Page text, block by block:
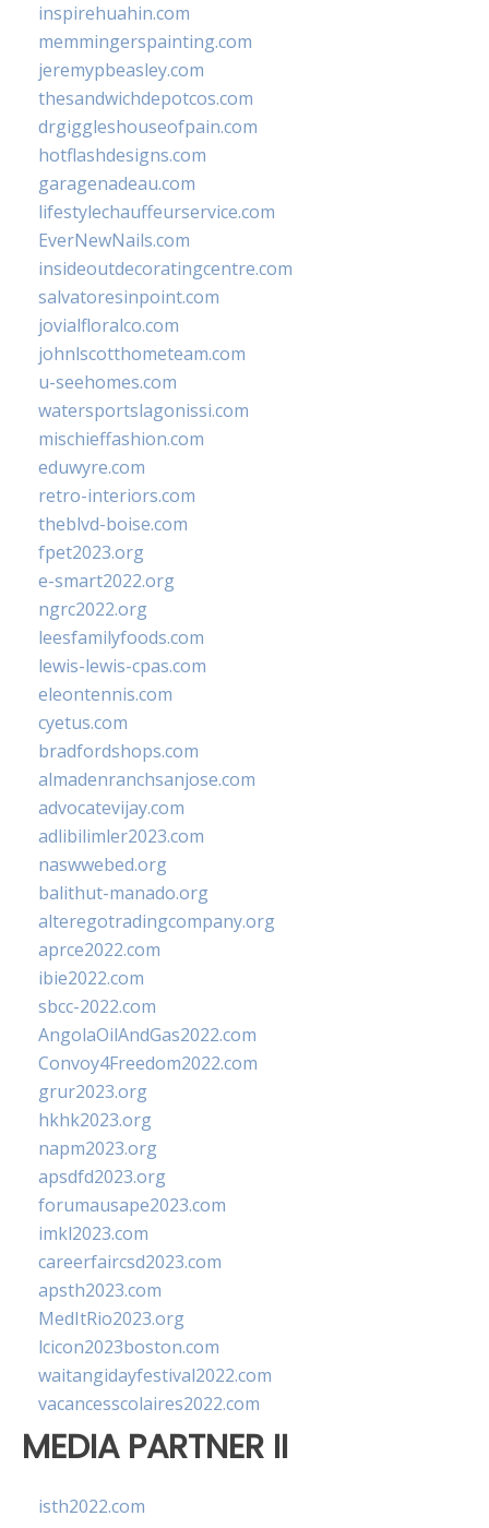
inspirehuahin.com
memmingerspainting.com
jeremypbeasley.com
thesandwichdepotcos.com
drgiggleshouseofpain.com
hotflashdesigns.com
garagenadeau.com
lifestylechauffeurservice.com
EverNewNails.com
insideoutdecoratingcentre.com
salvatoresinpoint.com
jovialfloralco.com
johnlscotthometeam.com
u-seehomes.com
watersportslagonissi.com
mischieffashion.com
eduwyre.com
retro-interiors.com
theblvd-boise.com
fpet2023.org
e-smart2022.org
ngrc2022.org
leesfamilyfoods.com
lewis-lewis-cpas.com
eleontennis.com
cyetus.com
bradfordshops.com
almadenranchsanjose.com
advocatevijay.com
adlibilimler2023.com
naswwebed.org
balithut-manado.org
alteregotradingcompany.org
aprce2022.com
ibie2022.com
sbcc-2022.com
AngolaOilAndGas2022.com
Convoy4Freedom2022.com
grur2023.org
hkhk2023.org
napm2023.org
apsdfd2023.org
forumausape2023.com
imkl2023.com
careerfaircsd2023.com
apsth2023.com
MedItRio2023.org
lcicon2023boston.com
waitangidayfestival2022.com
vacancesscolaires2022.com
MEDIA PARTNER II
isth2022.com